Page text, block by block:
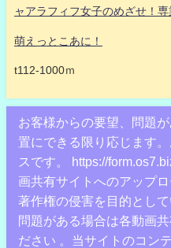
ャアラフィフ女子のめざせ！
萌えっとこあに！
t112-1000ｍ
お客様からの要望、問題
置にできる限り応じます
スです。 https://
画共有サイトへのアップ
著作権の侵害を目的とし
問題がある場合は各動画
ださい 。当サイトのコン